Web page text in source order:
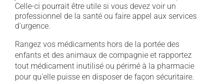
Celle-ci pourrait être utile si vous devez voir un
professionnel de la santé ou faire appel aux services
d'urgence.
Rangez vos médicaments hors de la portée des
enfants et des animaux de compagnie et rapportez
tout médicament inutilisé ou périmé à la pharmacie
pour qu'elle puisse en disposer de façon sécuritaire.